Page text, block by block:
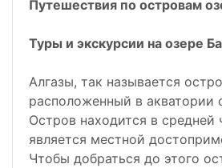
Путешествия по островам
Туры и экскурсии на озере
Алгазы, так называется
расположенный в акватории
Остров находится в средней
является местной
Чтобы добраться до этого